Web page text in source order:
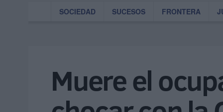
SOCIEDAD SUCESOS FRONTERA
Muere el